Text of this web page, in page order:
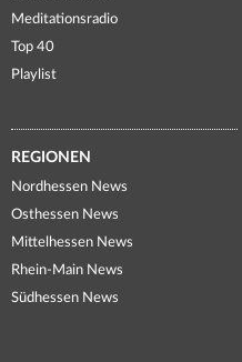
Meditationsradio
Top 40
Playlist
REGIONEN
Nordhessen News
Osthessen News
Mittelhessen News
Rhein-Main News
Südhessen News